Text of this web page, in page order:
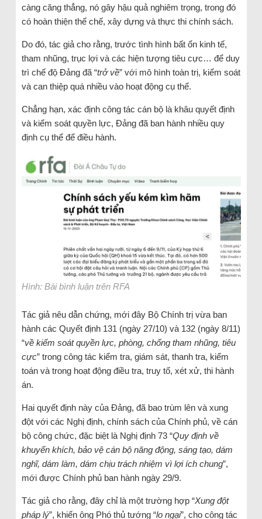
càng căng thẳng, nó gây hậu quả nghiêm trọng, trong đó
có hoàn thiện thể chế, xây dựng và thực thi chính sách.
Do đó, tác giả cho rằng, trước tình hình bất ổn kinh tế,
tham nhũng, trục lợi và các hiện tượng tiêu cực… để duy
trì chế độ Đảng đã “trở về” với mô hình toàn trị, kiểm soát
và can thiệp quá nhiều vào hoạt động cụ thể.
Chẳng hạn, xác định công tác cán bộ là khâu quyết định
và kiểm soát quyền lực, Đảng đã ban hành nhiều quy
định cụ thể để điều hành.
Hình: Bài bình luận trên RFA
Tác giả nêu dẫn chứng, mới đây Bộ Chính trị vừa ban
hành các Quyết định 131 (ngày 27/10) và 132 (ngày 8/11)
“về kiểm soát quyền lực, phòng, chống tham nhũng, tiêu
cực” trong công tác kiểm tra, giám sát, thanh tra, kiểm
toán và trong hoạt động điều tra, truy tố, xét xử, thi hành
án.
Hai quyết định này của Đảng, đã bao trùm lên và xung
đột với các Nghị định, chính sách của Chính phủ, về cán
bộ công chức, đặc biệt là Nghị định 73 “Quy định về
khuyến khích, bảo vệ cán bộ năng động, sáng tạo, dám
nghĩ, dám làm, dám chịu trách nhiệm vì lợi ích chung”,
mới được Chính phủ ban hành ngày 29/9.
Tác giả cho rằng, đây chỉ là một trường hợp “Xung đột
pháp lý”, khiến ông Phó thủ tướng “lo ngại”, cho công tác